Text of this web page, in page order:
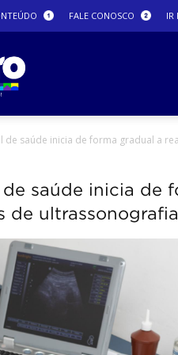
FALE CONOSCO IR
Prefeitura
de saúde inicia de forma gradual a
saúde inicia de
de